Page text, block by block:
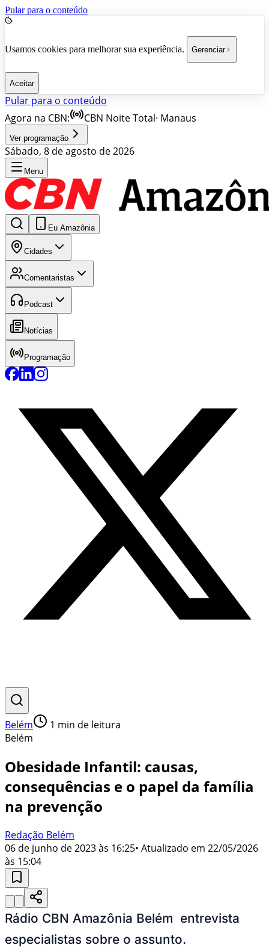
Pular para o conteúdo
Usamos cookies para melhorar sua experiência. Gerenciar
Aceitar
Pular para o conteúdo
Agora na CBN:
CBN Noite Total· Manaus
Ver programação
Sábado, 8 de agosto de 2026
Menu
Eu Amazônia
Cidades
Comentaristas
Podcast
Notícias
Programação
Belém 1 min de leitura
Belém
Obesidade Infantil: causas,
consequências e o papel da família
na prevenção
Redação Belém
06 de junho de 2023 às 16:25• Atualizado em 22/05/2026
às 15:04
Rádio CBN Amazônia Belém entrevista
especialistas sobre o assunto.